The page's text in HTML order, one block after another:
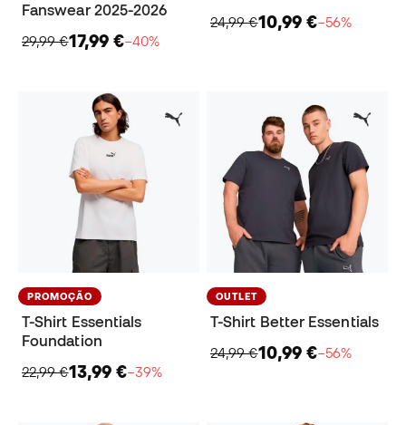
Fanswear 2025-2026
29,99 €17,99 €−40%
24,99 €10,99 €−56%
PROMOÇÃO
T-Shirt Essentials
Foundation
22,99 €13,99 €−39%
OUTLET
T-Shirt Better Essentials
24,99 €10,99 €−56%